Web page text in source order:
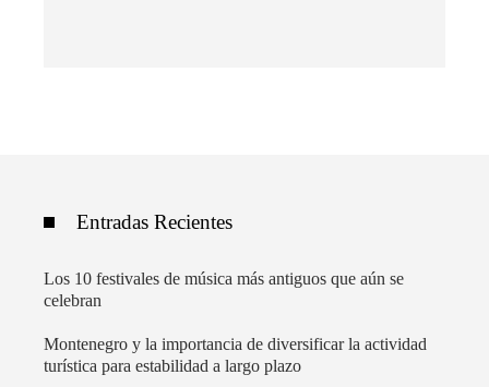
Entradas Recientes
Los 10 festivales de música más antiguos que aún se
celebran
Montenegro y la importancia de diversificar la actividad
turística para estabilidad a largo plazo